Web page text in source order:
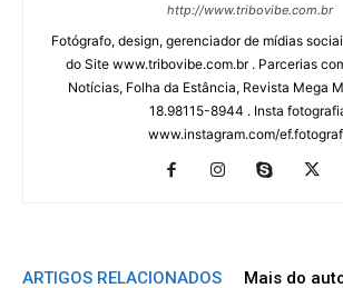
http://www.tribovibe.com.br
Fotógrafo, design, gerenciador de mídias
do Site www.tribovibe.com.br . Parcerias
Notícias, Folha da Estância, Revista Mega
18.98115-8944 . Insta
www.instagram.com/
ARTIGOS RELACIONADOS Mais do